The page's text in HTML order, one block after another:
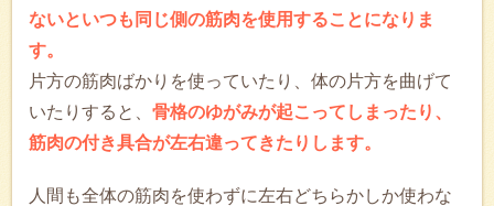
ないといつも同じ側の筋肉を使用することになりま
す。
片方の筋肉ばかりを使っていたり、体の片方を曲げて
いたりすると、 骨格のゆがみが起こってしまったり、
筋肉の付き具合が左右違ってきたりします。
人間も全体の筋肉を使わずに左右どちらかしか使わな